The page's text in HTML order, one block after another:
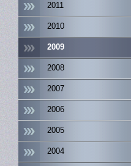
2011
2010
2009
2008
2007
2006
2005
2004